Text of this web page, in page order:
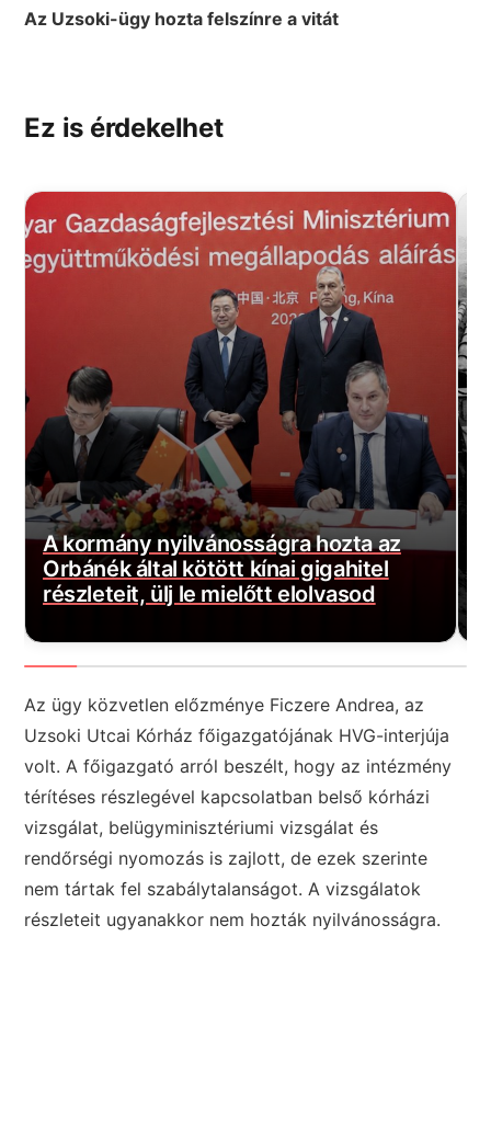
Az Uzsoki-ügy hozta felszínre a vitát
Ez is érdekelhet
A kormány nyilvánosságra hozta az
Orbánék által kötött kínai gigahitel
részleteit, ülj le mielőtt elolvasod
Az ügy közvetlen előzménye Ficzere Andrea, az
Uzsoki Utcai Kórház főigazgatójának HVG-interjúja
volt. A főigazgató arról beszélt, hogy az intézmény
térítéses részlegével kapcsolatban belső kórházi
vizsgálat, belügyminisztériumi vizsgálat és
rendőrségi nyomozás is zajlott, de ezek szerinte
nem tártak fel szabálytalanságot. A vizsgálatok
részleteit ugyanakkor nem hozták nyilvánosságra.